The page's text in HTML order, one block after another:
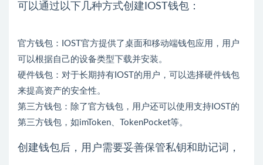
可以通过以下几种方式创建IOST钱包：
官方钱包：IOST官方提供了桌面和移动端钱包应用，用户
可以根据自己的设备类型下载并安装。
硬件钱包：对于长期持有IOST的用户，可以选择硬件钱包
来提高资产的安全性。
第三方钱包：除了官方钱包，用户还可以使用支持IOST的
第三方钱包，如imToken、TokenPocket等。
创建钱包后，用户需要妥善保管私钥和助记词，